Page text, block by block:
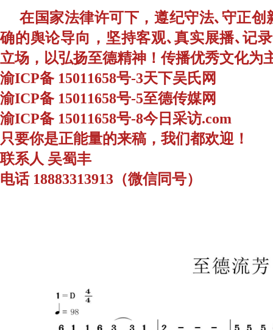
在国家法律许可下，遵纪守法､守正创
确的舆论导向，坚持客观､真实展播､记
立场，以弘扬至德精神！传播优秀文化为
渝ICP备 15011658号-3天下吴氏网
渝ICP备 15011658号-5至德传媒网
渝ICP备 15011658号-8今日采访.com
只要你是正能量的来稿，我们都欢迎！
联系人 吴蜀丰
电话 18883313913（微信同号）